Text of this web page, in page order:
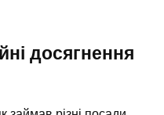
досягнення